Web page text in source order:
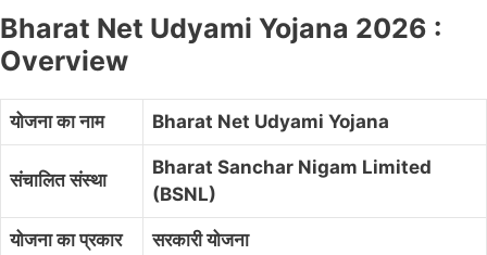
Bharat Net Udyami Yojana 2026 :
Overview
योजना का नाम Bharat Net Udyami Yojana
संचालित संस्था
Bharat Sanchar Nigam Limited
(BSNL)
योजना का प्रकार सरकारी योजना